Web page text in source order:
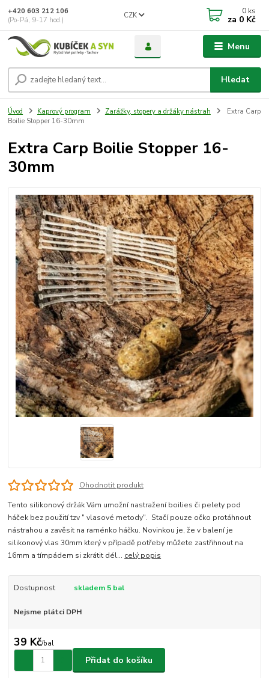
Menu
CZK
Hledat
+420 603 212 106
(Po-Pá, 9-17 hod.)
0 ks
za 0 Kč
Úvod Kaprový program Zarážky, stopery a držáky nástrah
Extra Carp
Boilie Stopper 16-30mm
Extra Carp Boilie Stopper 16-
30mm
Ohodnotit produkt
Tento silikonový držák Vám umožní nastražení boilies či pelety pod
háček bez použití tzv " vlasové metody". Stačí pouze očko protáhnout
nástrahou a zavěsit na raménko háčku. Novinkou je, že v balení je
silikonový vlas 30mm který v případě potřeby můžete zastřihnout na
16mm a tímpádem si zkrátit dél... celý popis
Dostupnost skladem 5 bal
Nejsme plátci DPH
39 Kč/bal
Přidat do košíku